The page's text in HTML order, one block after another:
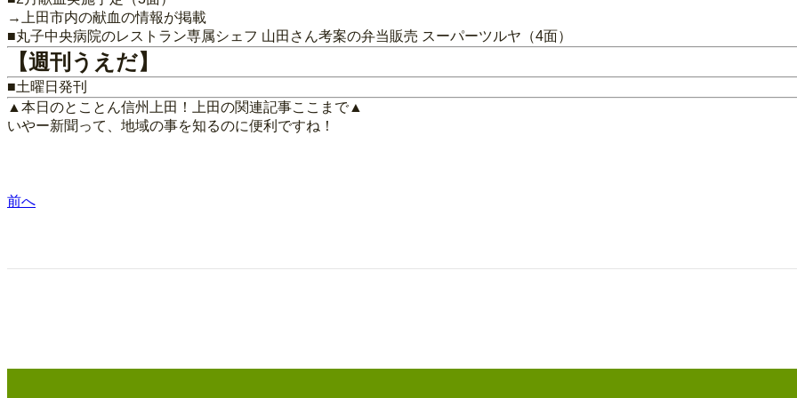
→上田市内の献血の情報が掲載
■丸子中央病院のレストラン専属シェフ 山田さん考案の弁当販売 スーパーツルヤ（4面）
【週刊うえだ】
■土曜日発刊
▲本日のとことん信州上田！上田の関連記事ここまで▲
いやー新聞って、地域の事を知るのに便利ですね！
前へ